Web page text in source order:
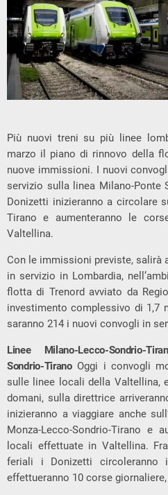
Più nuovi treni su più linee
marzo il piano di rinnovo della
nuove immissioni. I nuovi
servizio sulla linea Milano-Ponte
Donizetti inizieranno a circolare
Tirano e aumenteranno le
Valtellina.
Con le immissioni previste, salirà
in servizio in Lombardia,
flotta di Trenord avviato da
investimento complessivo di 1,7
saranno 214 i nuovi convogli in
Linee Milano-Lecco-Sondrio-
Sondrio-TiranoOggi i convogli
sulle linee locali della Valtellina,
domani, sulla direttrice
inizieranno a viaggiare anche
Monza-Lecco-Sondrio-Tirano e
locali effettuate in Valtellina.
feriali i Donizetti circoleranno
effettueranno 10 corse giornaliere,